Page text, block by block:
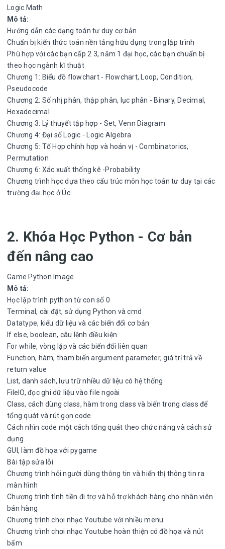
Logic Math
Mô tả:
Hướng dẫn các dạng toán tư duy cơ bản
Chuẩn bị kiến thức toán nền tảng hữu dụng trong lập trình
Phù hợp với các bạn cấp 2 3, năm 1 đại học, các bạn chuẩn bị
theo học ngành kĩ thuật
Chương 1: Biểu đồ flowchart - Flowchart, Loop, Condition,
Pseudocode
Chương 2: Số nhị phân, thập phân, lục phân - Binary, Decimal,
Hexadecimal
Chương 3: Lý thuyết tập hợp - Set, Venn Diagram
Chương 4: Đại số Logic - Logic Algebra
Chương 5: Tổ Hợp chỉnh hợp và hoán vị - Combinatorics,
Permutation
Chương 6: Xác xuất thống kê -Probability
Chương trình học dựa theo cấu trúc môn học toán tư duy tại các
trường đại học ở Úc
2. Khóa Học Python - Cơ bản
đến nâng cao
Game Python Image
Mô tả:
Học lập trình python từ con số 0
Terminal, cài đặt, sử dụng Python và cmd
Datatype, kiểu dữ liệu và các biến đổi cơ bản
If else, boolean, câu lệnh điều kiện
For while, vòng lặp và các biến đổi liên quan
Function, hàm, tham biến argument parameter, giá trị trả về
return value
List, danh sách, lưu trữ nhiều dữ liệu có hệ thống
FileIO, đọc ghi dữ liệu vào file ngoài
Class, cách dùng class, hàm trong class và biến trong class để
tổng quát và rút gọn code
Cách nhìn code một cách tổng quát theo chức năng và cách sử
dụng
GUI, làm đồ họa với pygame
Bài tập sửa lỗi
Chương trình hỏi người dùng thông tin và hiển thị thông tin ra
màn hình
Chương trình tình tiền đi trợ và hỗ trợ khách hàng cho nhân viên
bán hàng
Chương trình chơi nhạc Youtube với nhiều menu
Chương trình chơi nhạc Youtube hoàn thiện có đồ họa và nút
bấm